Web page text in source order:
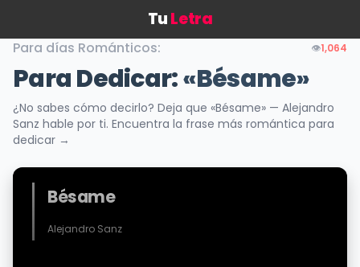
TuLetra
Para días Románticos: 👁️1,064
Para Dedicar:«Bésame»
¿No sabes cómo decirlo? Deja que «Bésame» — Alejandro
Sanz hable por ti. Encuentra la frase más romántica para
dedicar →
Bésame
Alejandro Sanz